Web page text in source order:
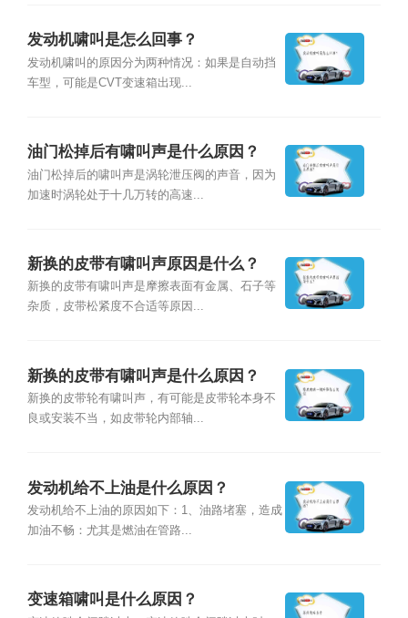
发动机啸叫是怎么回事？
发动机啸叫的原因分为两种情况：如果是自动挡
车型，可能是CVT变速箱出现...
油门松掉后有啸叫声是什么原因？
油门松掉后的啸叫声是涡轮泄压阀的声音，因为
加速时涡轮处于十几万转的高速...
新换的皮带有啸叫声原因是什么？
新换的皮带有啸叫声是摩擦表面有金属、石子等
杂质，皮带松紧度不合适等原因...
新换的皮带有啸叫声是什么原因？
新换的皮带轮有啸叫声，有可能是皮带轮本身不
良或安装不当，如皮带轮内部轴...
发动机给不上油是什么原因？
发动机给不上油的原因如下：1、油路堵塞，造成
加油不畅：尤其是燃油在管路...
变速箱啸叫是什么原因？